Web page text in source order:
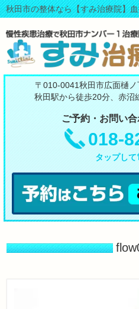
秋田市の整体なら【すみ治療院】
〒010-0041秋田市広面樋
秋田駅から徒歩20分、赤沼
ご予約・お問い
018-
タップして